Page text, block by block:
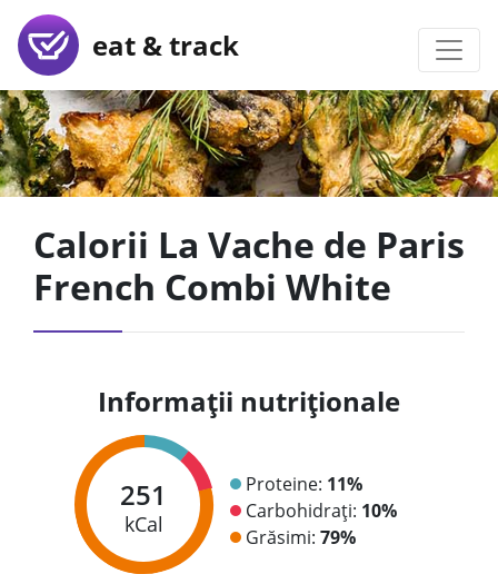
eat & track
Calorii La Vache de Paris
French Combi White
Informații nutriționale
251
kCal
Proteine: 11%
Carbohidrați: 10%
Grăsimi: 79%